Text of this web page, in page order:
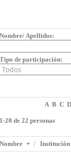
Nombre/ Apellidos:
Tipo de participación:
A B C D
1-20 de 22 personas
Nombre / Institución